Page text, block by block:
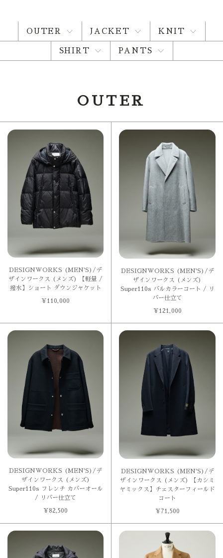
OUTER JACKET KNIT
SHIRT PANTS
OUTER
DESIGNWORKS (MEN'S)/デ
ザインワークス (メンズ) 【軽量 /
撥水】ショート ダウンジャケット
¥ 110,000
DESIGNWORKS (MEN'S)/デ
ザインワークス (メンズ)
Super110s バルカラーコート / リ
バー仕立て
¥121,000
DESIGNWORKS (MEN'S)/デ
ザインワークス (メンズ)
Super110s フレンチ カバーオール
/ リバー仕立て
¥82,500
DESIGNWORKS (MEN'S)/デ
ザインワークス (メンズ) 【カシミ
ヤミックス】チェスターフィールド
コート
¥ 71,500